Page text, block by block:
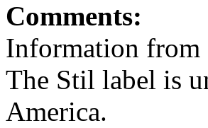
Comments:
Information from
The Stil label is
America.